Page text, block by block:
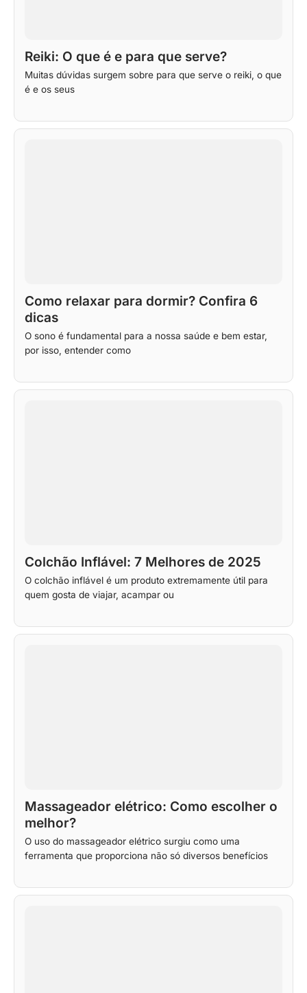
Reiki: O que é e para que serve?
Muitas dúvidas surgem sobre para que serve o reiki, o que
é e os seus
Como relaxar para dormir? Confira 6
dicas
O sono é fundamental para a nossa saúde e bem estar,
por isso, entender como
Colchão Inflável: 7 Melhores de 2025
O colchão inflável é um produto extremamente útil para
quem gosta de viajar, acampar ou
Massageador elétrico: Como escolher o
melhor?
O uso do massageador elétrico surgiu como uma
ferramenta que proporciona não só diversos benefícios